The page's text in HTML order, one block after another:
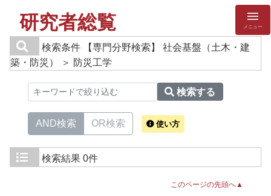
研究者総覧 メニュー
検索条件
【専門分野検索】 社会基盤（土木・建
築・防災） ＞ 防災工学
検索する
AND検索 OR検索 使い方
検索結果 0件
このページの先頭へ▲